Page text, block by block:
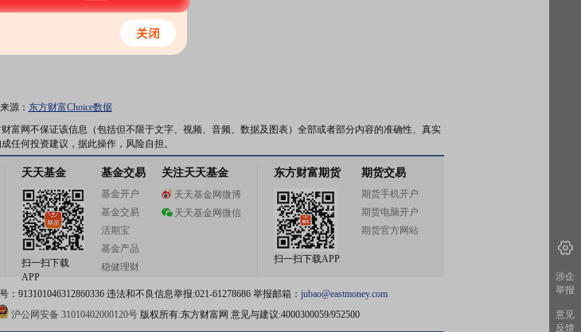
源： 东方财富Choice数据
富网不保证该信息（包括但不限于文字、视频、音频、数据及图表）全部或者部分内容的准确性、真实
任何投资建议，据此操作，风险自担。
天天基金
扫一扫下载
APP
基金交易
基金开户
基金交易
活期宝
基金产品
稳健理财
关注天天基金
天天基金网微博
天天基金网微信
东方财富期货
扫一扫下载APP
期货交易
期货手机开户
期货电脑开户
期货官方网站
913101046312860336 违法和不良信息举报:021-61278686 举报邮箱： jubao@eastmoney.com
沪公网安备 31010402000120号版权所有:东方财富网 意见与建议:4000300059/952500
涉企
举报
意见
反馈